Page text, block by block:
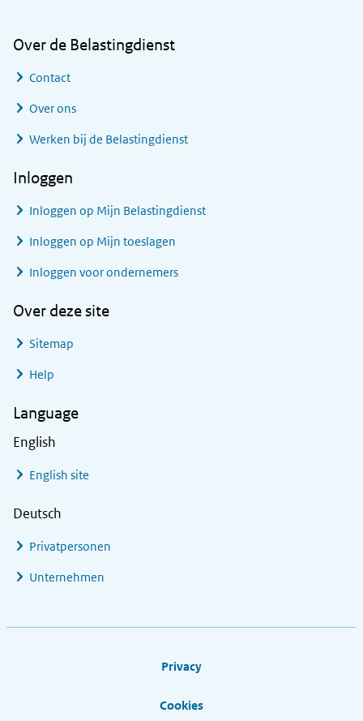
Over de Belastingdienst
Contact
Over ons
Werken bij de Belastingdienst
Inloggen
Inloggen op Mijn Belastingdienst
Inloggen op Mijn toeslagen
Inloggen voor ondernemers
Over deze site
Sitemap
Help
Language
English
English site
Deutsch
Privatpersonen
Unternehmen
Privacy
Cookies